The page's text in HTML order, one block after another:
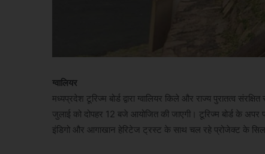
ग्वालियर
मध्यप्रदेश टूरिज्म बोर्ड द्वारा ग्वालियर किले और राज्य पुरातत्व
जुलाई को दोपहर 12 बजे आयोजित की जाएगी। टूरिज्म बोर्ड के
इंडिगो और आगाखान हेरिटेज ट्रस्ट के साथ चल रहे प्रोजेक्ट के